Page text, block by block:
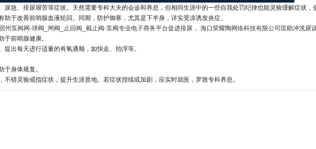
急、排尿艰苦等症状。天然需要专科大夫的会诊和养息，但相同生涯中的一些自我处罚纪律也能灵验缓解症状，
于改善前哨腺血液轮回。同期，防护御寒，尤其是下半身，详实受凉诱发炎症。
州泵阀网-球阀_闸阀_止回阀_截止阀-泵阀专业电子商务平台促进排尿， 海口荣耀陶网络科技有限公司 匡助冲洗尿
于前哨腺健康。
出每天进行适量的有氧通顺，如快走、拍浮等。
身体规复。
错灵验戒指症状，提升生涯质地。若症状捏续或加剧，应实时就医，罗致专科养息。